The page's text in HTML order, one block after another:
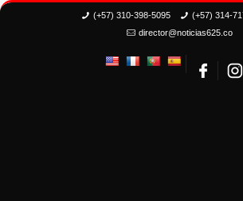
(+57) 310-398-5095
(+57) 314-
director@noticias625.co